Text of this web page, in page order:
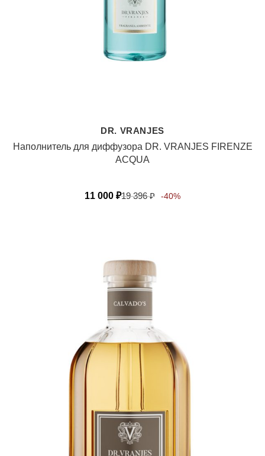
DR. VRANJES
Наполнитель для диффузора DR. VRANJES FIRENZE
ACQUA
11 000 ₽19 396₽ -40%